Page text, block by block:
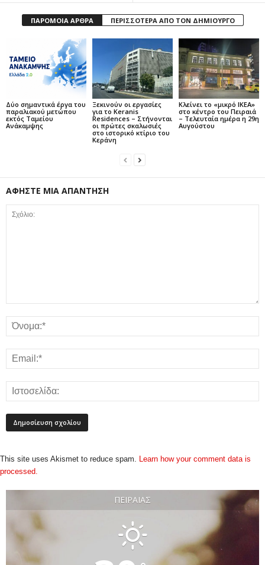
ΠΑΡΟΜΟΙΑ ΑΡΘΡΑ ΠΕΡΙΣΣΟΤΕΡΑ ΑΠΟ ΤΟΝ ΔΗΜΙΟΥΡΓΟ
Δύο σημαντικά έργα του
παραλιακού μετώπου
εκτός Ταμείου
Ανάκαμψης
Ξεκινούν οι εργασίες
για το Keranis
Residences – Στήνονται
οι πρώτες σκαλωσιές
στο ιστορικό κτίριο του
Κεράνη
Κλείνει το «μικρό IKEA»
στο κέντρο του Πειραιά
– Τελευταία ημέρα η 29η
Αυγούστου
ΑΦΗΣΤΕ ΜΙΑ ΑΠΑΝΤΗΣΗ
This site uses Akismet to reduce spam. Learn how your comment data is
processed.
ΠΕΙΡΑΙΆΣ